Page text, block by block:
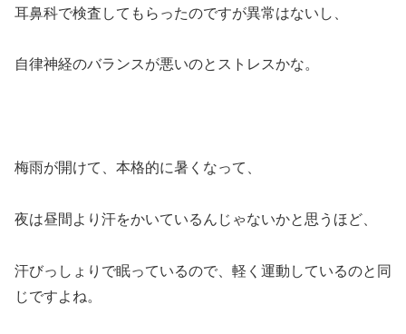
耳鼻科で検査してもらったのですが異常はないし、
自律神経のバランスが悪いのとストレスかな。
梅雨が開けて、本格的に暑くなって、
夜は昼間より汗をかいているんじゃないかと思うほど、
汗びっしょりで眠っているので、軽く運動しているのと同
じですよね。